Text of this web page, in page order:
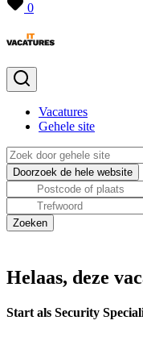
0
Vacatures
Gehele site
Helaas, deze
Start als Security